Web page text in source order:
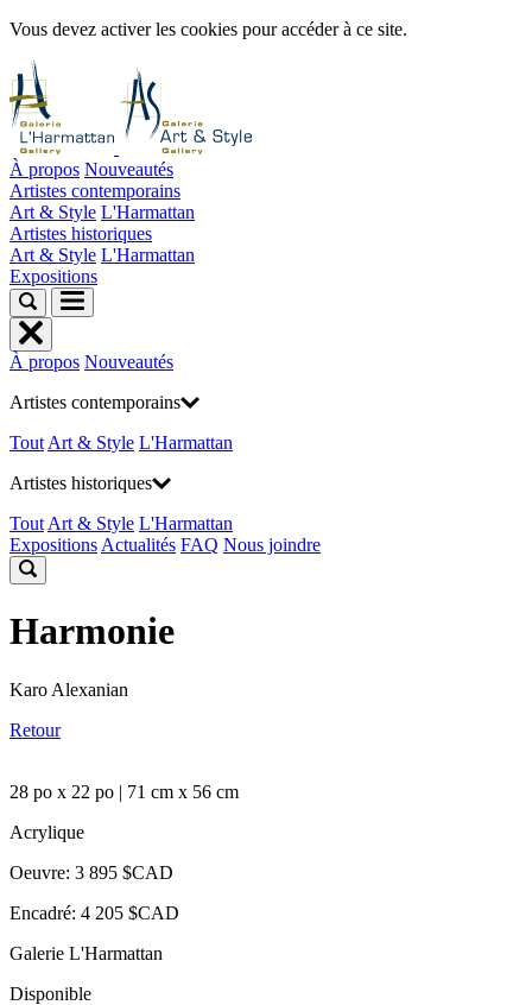
Vous devez activer les cookies pour accéder à ce site.
À propos Nouveautés
Artistes contemporains
Art & Style L'Harmattan
Artistes historiques
Art & Style L'Harmattan
Expositions
À propos Nouveautés
Artistes contemporains
Tout Art & Style L'Harmattan
Artistes historiques
Tout Art & Style L'Harmattan
Expositions Actualités FAQ Nous joindre
Harmonie
Karo Alexanian
Retour
28 po x 22 po | 71 cm x 56 cm
Acrylique
Oeuvre: 3 895 $CAD
Encadré: 4 205 $CAD
Galerie L'Harmattan
Disponible